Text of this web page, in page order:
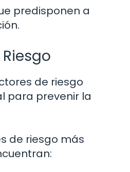
predisponen a
de riesgo
para prevenir la
de riesgo más